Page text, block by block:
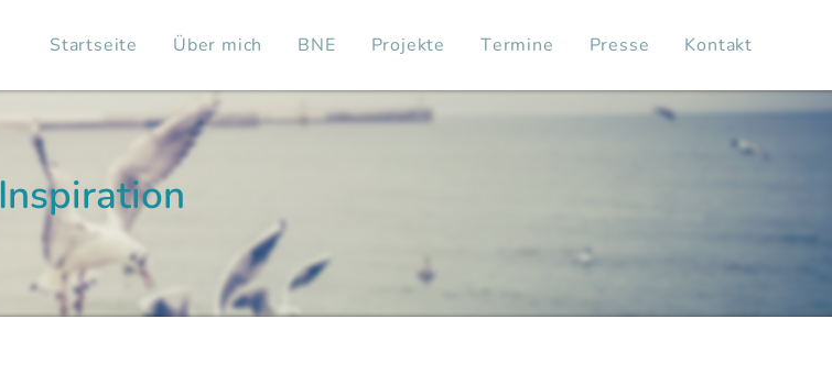
Startseite Über mich BNE Projekte Termine Presse Kontakt
Inspiration